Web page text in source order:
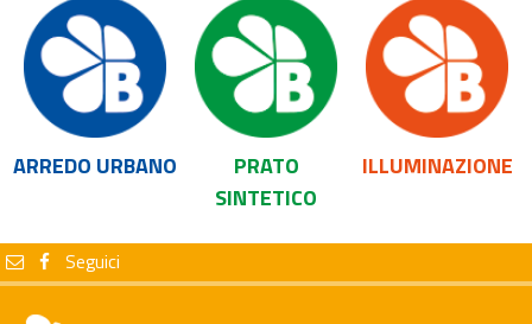
ARREDO URBANO
PRATO
SINTETICO
ILLUMINAZIONE
Seguici